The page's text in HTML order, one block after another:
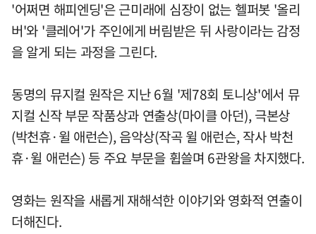
'어쩌면 해피엔딩'은 근미래에 심장이 없는 헬퍼봇 '올리
버'와 '클레어'가 주인에게 버림받은 뒤 사랑이라는 감정
을 알게 되는 과정을 그린다.
동명의 뮤지컬 원작은 지난 6월 '제78회 토니상'에서 뮤
지컬 신작 부문 작품상과 연출상(마이클 아던), 극본상
(박천휴·윌 애런슨), 음악상(작곡 윌 애런슨, 작사 박천
휴·윌 애런슨) 등 주요 부문을 휩쓸며 6관왕을 차지했다.
영화는 원작을 새롭게 재해석한 이야기와 영화적 연출이
더해진다.